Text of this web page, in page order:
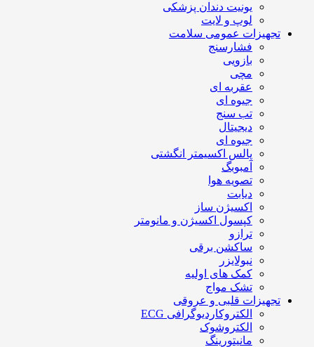
یونیت دندان پزشکی
لوپ و لایت
تجهیزات عمومی سلامت
فشارسنج
بازویی
مچی
عقربه ای
جیوه ای
تب سنج
دیجیتال
جیوه ای
پالس اکسیمتر انگشتی
آمبوبگ
تصویه هوا
دیابت
اکسیژن ساز
کپسول اکسیژن و مانومتر
ترازو
ساکشن برقی
نبولایزر
کمک های اولیه
تشک مواج
تجهیزات قلبی و عروقی
الکتروکاردیوگرافی ECG
الکتروشوک
مانیتورینگ